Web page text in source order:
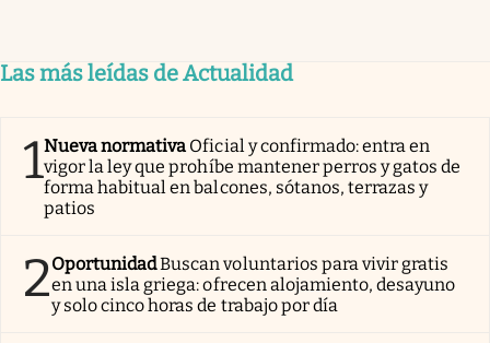
Las más leídas de Actualidad
1Nueva normativa Oficial y confirmado: entra en
vigor la ley que prohíbe mantener perros y gatos de
forma habitual en balcones, sótanos, terrazas y
patios
2OportunidadBuscan voluntarios para vivir gratis
en una isla griega: ofrecen alojamiento, desayuno
y solo cinco horas de trabajo por día